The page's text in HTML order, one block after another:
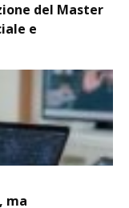
del Master
e
ma